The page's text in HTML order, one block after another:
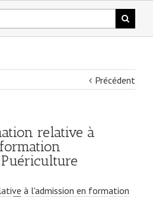
Précédent
relative à
à l'admission en formation